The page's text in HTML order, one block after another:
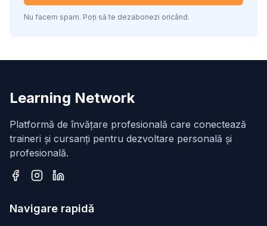
Nu facem spam. Poți să te dezabonezi oricând.
Learning Network
Platformă de învățare profesională care conectează
traineri și cursanți pentru dezvoltare personală și
profesională.
Navigare rapidă